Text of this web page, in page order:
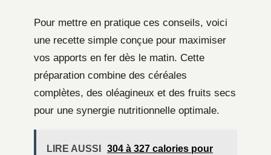
Pour mettre en pratique ces conseils, voici
une recette simple conçue pour maximiser
vos apports en fer dès le matin. Cette
préparation combine des céréales
complètes, des oléagineux et des fruits secs
pour une synergie nutritionnelle optimale.
LIRE AUSSI
304 à 327 calories pour